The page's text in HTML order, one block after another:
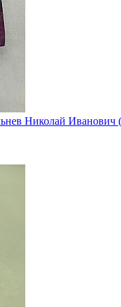
Николай Иванович